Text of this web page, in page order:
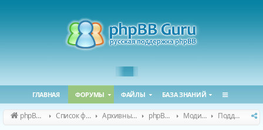
ГЛАВНАЯ ФОРУМЫ ФАЙЛЫ БАЗА ЗНАНИЙ
phpBB Guru Список форумов Архивные форумы phpBB 2.0.x (архив) Модификация phpBB 2.0.x Поддержка модов для phpBB 2.0.x